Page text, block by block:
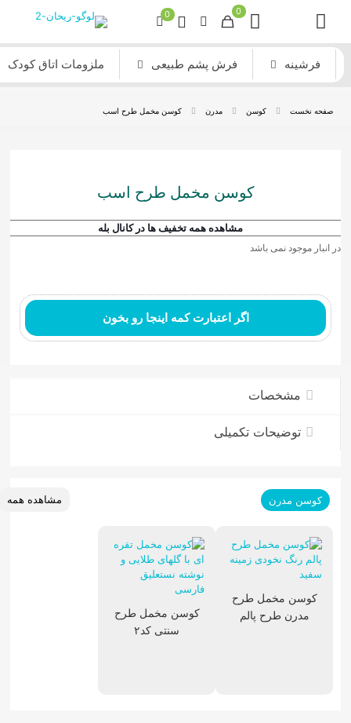
0
0
فرشینه فرش پشم طبیعی ملزومات اتاق کودک
صفحه نخست کوسن مدرن کوسن مخمل طرح اسب
کوسن مخمل طرح اسب
مشاهده همه تخفیف ها در کانال بله
در انبار موجود نمی باشد
اگر اعتبارت کمه اینجا رو بخون
مشخصات
توضیحات تکمیلی
کوسن مدرن مشاهده همه
کوسن مخمل طرح
مدرن طرح پالم
کوسن مخمل طرح
سنتی کد۲
فرش ماشینی مدرن